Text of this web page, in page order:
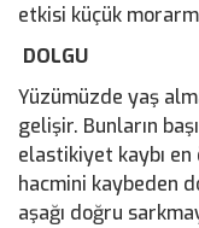
etkisi küçük
DOLGU
Yüzümüzde yaş
gelişir. Bunların
elastikiyet kaybı
hacmini kaybeden
aşağı doğru